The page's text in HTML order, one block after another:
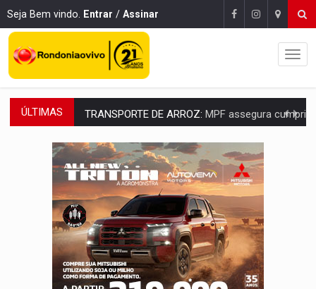
Seja Bem vindo. Entrar / Assinar
ÚLTIMAS TRANSPORTE DE ARROZ: MPF assegura cumprimento da legislação sobre transporte
DEEPFAKE:Sancionada lei contra violência sexual infantil na
COLEGIADO:Brasil e Rússia discutem energia nuclear, defesa e
URGENTE:Colisão entre caminhão e carro deixa quatro mortos e um em
ENCONTRO:Amazônia Negra ganha projeção nacional com participação de
PREVISÃO:Porto Velho tem chances de chuvas isoladas nesta
SINDICATOS UNIDOS:Assembleia Geral delibera greve da educação